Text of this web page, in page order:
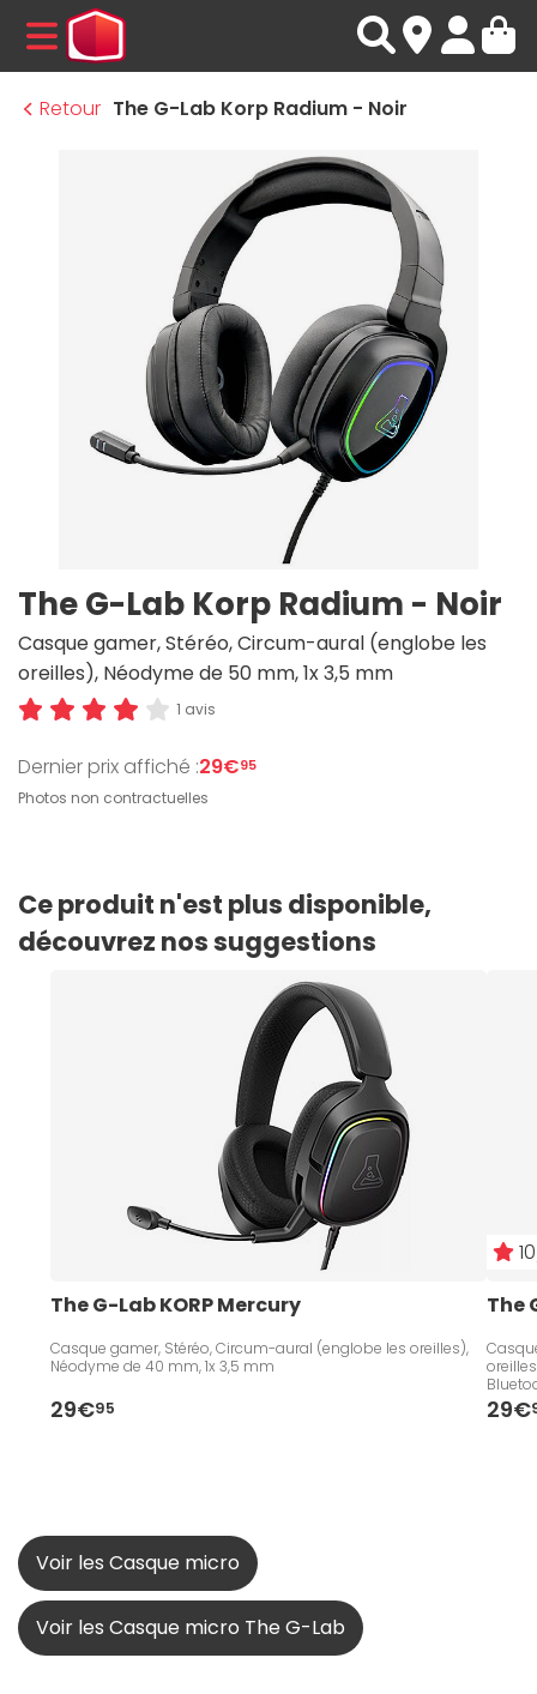
MENU
Retour The G-Lab Korp Radium - Noir
The G-Lab Korp Radium - Noir
Casque gamer, Stéréo, Circum-aural (englobe les
oreilles), Néodyme de 50 mm, 1x 3,5 mm
1 avis
Dernier prix affiché :29€95
Photos non contractuelles
Ce produit n'est plus disponible,
découvrez nos suggestions
The G-Lab KORP Mercury
Casque gamer, Stéréo, Circum-aural (englobe les oreilles),
Néodyme de 40 mm, 1x 3,5 mm
29€95
The
29€
Voir les Casque micro
Voir les Casque micro The G-Lab